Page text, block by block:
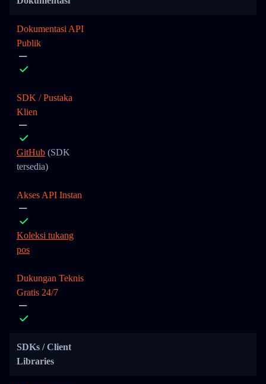
Dokumentasi API
Publik
SDK / Pustaka
Klien
GitHub (SDK
tersedia)
Akses API Instan
Koleksi tukang
pos
Dukungan Teknis
Gratis 24/7
SDKs / Client
Libraries